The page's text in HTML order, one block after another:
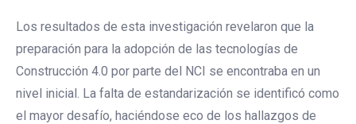
Los resultados de esta investigación revelaron que la
preparación para la adopción de las tecnologías de
Construcción 4.0 por parte del NCI se encontraba en un
nivel inicial. La falta de estandarización se identificó como
el mayor desafío, haciéndose eco de los hallazgos de